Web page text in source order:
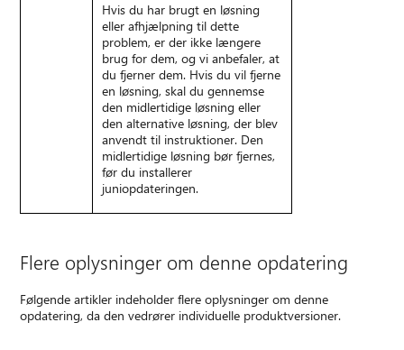
Hvis du har brugt en løsning
eller afhjælpning til dette
problem, er der ikke længere
brug for dem, og vi anbefaler, at
du fjerner dem. Hvis du vil fjerne
en løsning, skal du gennemse
den midlertidige løsning eller
den alternative løsning, der blev
anvendt til instruktioner. Den
midlertidige løsning bør fjernes,
før du installerer
juniopdateringen.
Flere oplysninger om denne opdatering
Følgende artikler indeholder flere oplysninger om denne
opdatering, da den vedrører individuelle produktversioner.